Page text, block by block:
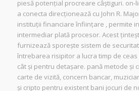
piesă potențial procreare câștiguri.
a conecta direcționează cu John R.
instituții financiare înființare , permite
intermediar plată procesor. Acest
furnizează sporește sistem de
întrebarea risipitor a lucra timp de
cât și pentru detașare. pană metode și
carte de vizită, concern bancar,
și cripto pentru existent bani jocuri de